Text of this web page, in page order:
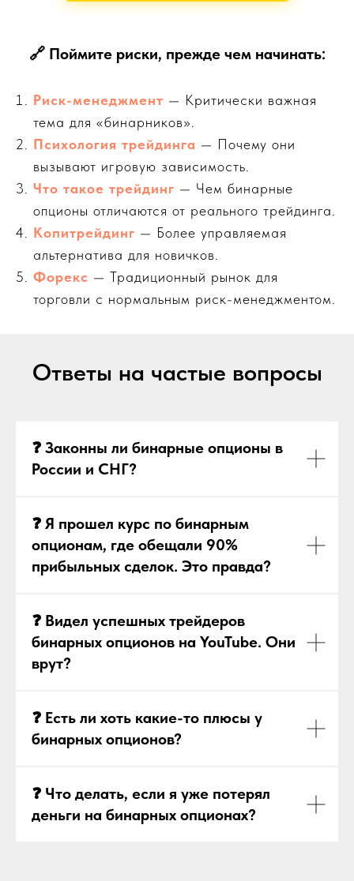
🔗 Поймите риски, прежде чем начинать:
Риск-менеджмент — Критически важная
тема для «бинарников».
Психология трейдинга — Почему они
вызывают игровую зависимость.
Что такое трейдинг — Чем бинарные
опционы отличаются от реального трейдинга.
Копитрейдинг — Более управляемая
альтернатива для новичков.
Форекс — Традиционный рынок для
торговли с нормальным риск-менеджментом.
Ответы на частые вопросы
❓ Законны ли бинарные опционы в
России и СНГ?
❓ Я прошел курс по бинарным
опционам, где обещали 90%
прибыльных сделок. Это правда?
❓ Видел успешных трейдеров
бинарных опционов на YouTube. Они
врут?
❓ Есть ли хоть какие-то плюсы у
бинарных опционов?
❓ Что делать, если я уже потерял
деньги на бинарных опционах?